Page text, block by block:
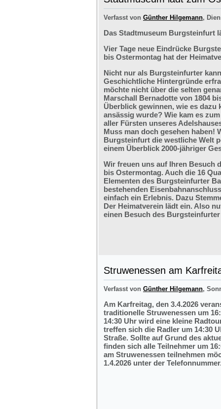
Verfasst von Günther Hilgemann,
Das Stadtmuseum Burgsteinfurt
Vier Tage neue Eindrücke
bis Ostermontag hat der
Nicht nur als Burgsteinfurter
Geschichtliche Hintergründe
möchte nicht über die selten
Marschall Bernadotte von 1804
Überblick gewinnen, wie es dazu
ansässig wurde? Wie kam es
aller Fürsten unseres
Muss man doch gesehen haben!
Burgsteinfurt die westliche Welt
einem Überblick 2000-jähriger
Wir freuen uns auf Ihren Besuch
bis Ostermontag. Auch die 16
Elementen des Burgsteinfurter
bestehenden
einfach ein Erlebnis. Dazu
Der Heimatverein lädt ein. Also
einen Besuch des
Struwenessen am
Verfasst von Günther Hilgemann,
Am Karfreitag, den 3.4.2026
traditionelle Struwenessen um
14:30 Uhr wird eine kleine
treffen sich die Radler um 14:30
Straße. Sollte auf Grund des
finden sich alle Teilnehmer um
am Struwenessen teilnehmen
1.4.2026 unter der